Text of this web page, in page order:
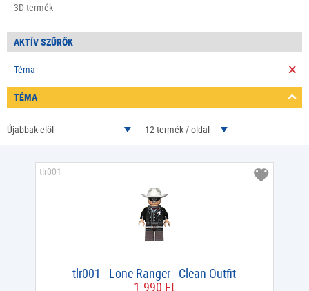
3D termék
AKTÍV SZŰRŐK
Téma
TÉMA
Újabbak elöl 12 termék / oldal
tlr001 - Lone Ranger - Clean Outfit
1.990 Ft
tlr001